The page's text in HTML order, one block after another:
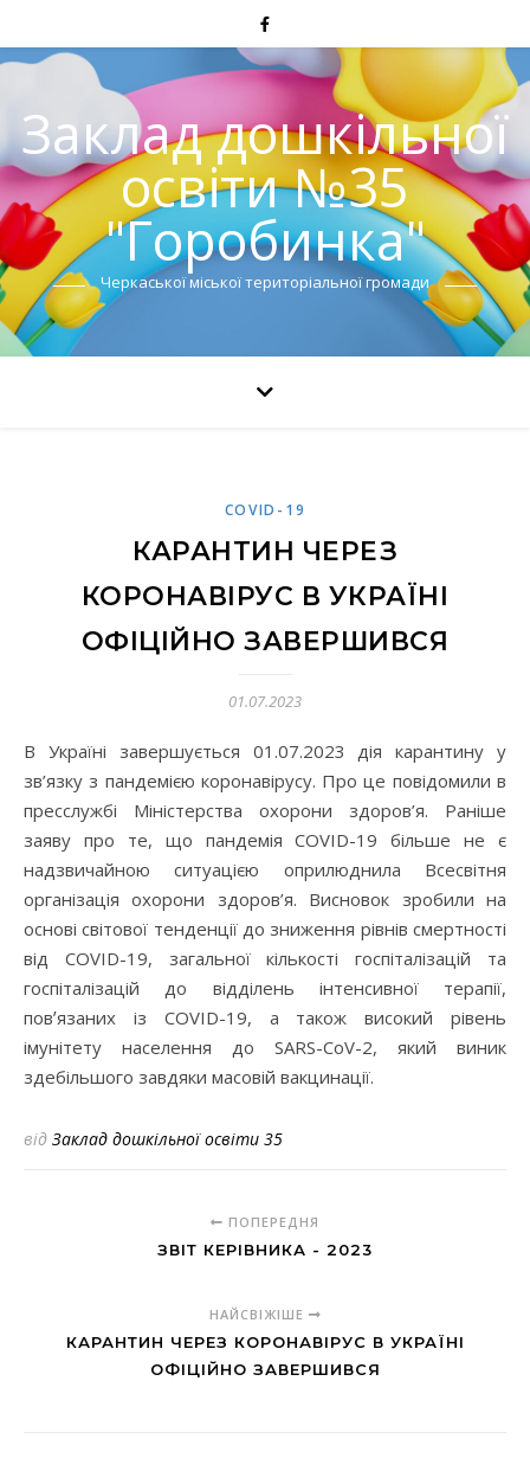
Заклад дошкільної
освіти №35
"Горобинка"
Черкаської міської територіальної громади
COVID-19
КАРАНТИН ЧЕРЕЗ
КОРОНАВІРУС В УКРАЇНІ
ОФІЦІЙНО ЗАВЕРШИВСЯ
01.07.2023
В Україні завершується 01.07.2023 дія карантину у
зв’язку з пандемією коронавірусу. Про це повідомили в
пресслужбі Міністерства охорони здоров’я. Раніше
заяву про те, що пандемія COVID-19 більше не є
надзвичайною ситуацією оприлюднила Всесвітня
організація охорони здоров’я. Висновок зробили на
основі світової тенденції до зниження рівнів смертності
від COVID-19, загальної кількості госпіталізацій та
госпіталізацій до відділень інтенсивної терапії,
повʼязаних із COVID-19, а також високий рівень
імунітету населення до SARS-CoV-2, який виник
здебільшого завдяки масовій вакцинації.
від Заклад дошкільної освіти 35
ПОПЕРЕДНЯ
ЗВІТ КЕРІВНИКА - 2023
НАЙСВІЖІШЕ
КАРАНТИН ЧЕРЕЗ КОРОНАВІРУС В УКРАЇНІ
ОФІЦІЙНО ЗАВЕРШИВСЯ